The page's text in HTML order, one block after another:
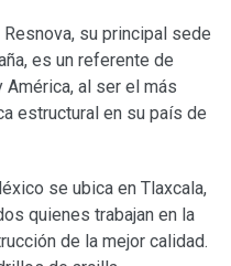
su principal sede
es un referente de
América, al ser el más
estructural en su país de
se ubica en Tlaxcala,
quienes trabajan en la
de la mejor calidad.